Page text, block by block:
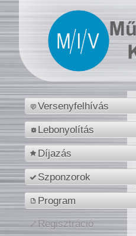
Versenyfelhívás
Lebonyolítás
Díjazás
Szponzorok
Program
Regisztráció